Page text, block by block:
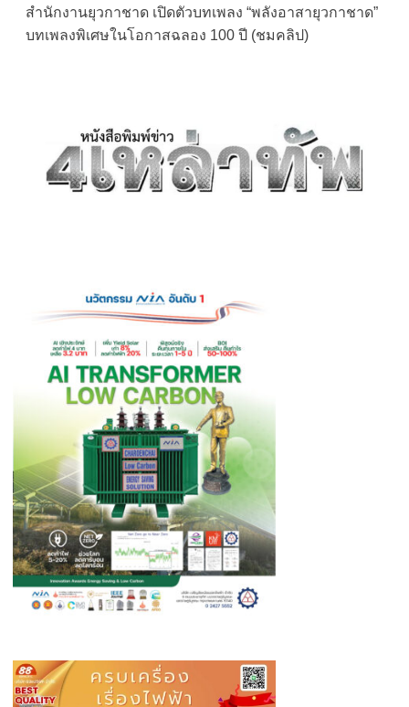
navigation
สำนักงานยุวกาชาด เปิดตัวบทเพลง “พลังอาสายุวกาชาด”
บทเพลงพิเศษในโอกาสฉลอง 100 ปี (ชมคลิป)